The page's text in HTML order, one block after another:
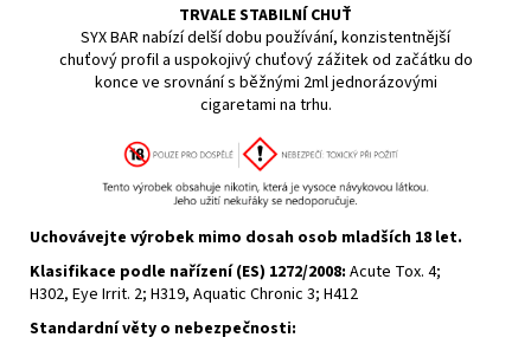
TRVALE STABILNÍ CHUŤ
SYX BAR nabízí delší dobu používání, konzistentnější
chuťový profil a uspokojivý chuťový zážitek od začátku do
konce ve srovnání s běžnými 2ml jednorázovými
cigaretami na trhu.
Uchovávejte výrobek mimo dosah osob mladších 18 let.
Klasifikace podle nařízení (ES) 1272/2008: Acute Tox. 4;
H302, Eye Irrit. 2; H319, Aquatic Chronic 3; H412
Standardní věty o nebezpečnosti: